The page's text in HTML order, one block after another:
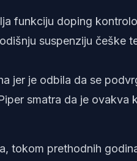
funkciju doping
suspenziju češke
jer je odbila da se
smatra da je
tokom prethodnih